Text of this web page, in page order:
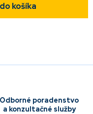
košíka
Odborné poradenstvo
a konzultačné služby